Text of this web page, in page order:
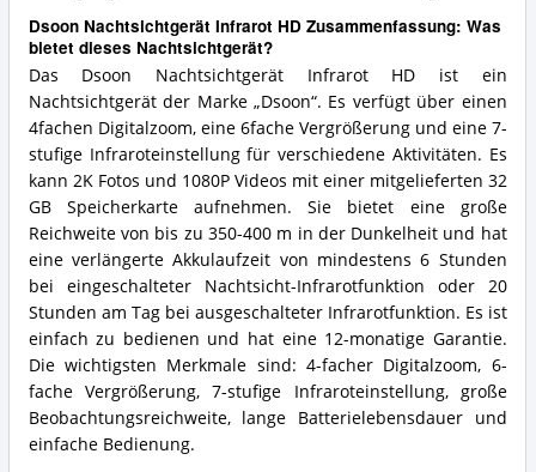
Dsoon Nachtsichtgerät Infrarot HD Zusammenfassung: Was
bietet dieses Nachtsichtgerät?
Das Dsoon Nachtsichtgerät Infrarot HD ist ein
Nachtsichtgerät der Marke „Dsoon“. Es verfügt über einen
4fachen Digitalzoom, eine 6fache Vergrößerung und eine 7-
stufige Infraroteinstellung für verschiedene Aktivitäten. Es
kann 2K Fotos und 1080P Videos mit einer mitgelieferten 32
GB Speicherkarte aufnehmen. Sie bietet eine große
Reichweite von bis zu 350-400 m in der Dunkelheit und hat
eine verlängerte Akkulaufzeit von mindestens 6 Stunden
bei eingeschalteter Nachtsicht-Infrarotfunktion oder 20
Stunden am Tag bei ausgeschalteter Infrarotfunktion. Es ist
einfach zu bedienen und hat eine 12-monatige Garantie.
Die wichtigsten Merkmale sind: 4-facher Digitalzoom, 6-
fache Vergrößerung, 7-stufige Infraroteinstellung, große
Beobachtungsreichweite, lange Batterielebensdauer und
einfache Bedienung.